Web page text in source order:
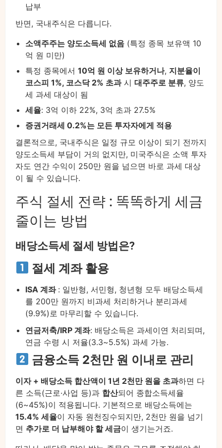
납부
반면, 국내주식은 다릅니다.
소액주주는 양도소득세 없음 (특정 종목 보유액 10
억 원 미만)
특정 종목에서 10억 원 이상 보유하거나, 지분율이
코스피 1%, 코스닥 2% 초과시 대주주로 분류, 양도
세 과세 대상이 됨
세율: 3억 이하 22%, 3억 초과 27.5%
증권거래세 0.2%는 모든 투자자에게 적용
결론적으로, 국내주식은 일정 규모 이상이 되기 전까지
양도소득세 부담이 거의 없지만, 미국주식은 소액 투자
자도 연간 수익이 250만 원을 넘으면 바로 과세 대상
이 될 수 있습니다.
주식 절세 전략 : 똑똑하게 세금
줄이는 방법
배당소득세 절세 방법은?
절세 계좌 활용
ISA 계좌 : 일반형, 서민형, 청년형 모두 배당소득세
를 200만 원까지 비과세 처리하거나 분리과세
(9.9%)로 마무리할 수 있습니다.
연금저축/IRP 계좌: 배당소득은 과세이연 처리되며,
연금 수령 시 저율(3.3~5.5%) 과세 가능.
금융소득 2천만 원 이내로 관리
이자 + 배당소득 합산액이 1년 2천만 원을 초과하면 다
른 소득(근로·사업 등)과 합산되어 종합소득세율
(6~45%)이 적용됩니다. 기본적으로 배당소득에는
15.4% 세율이 자동 원천징수되지만, 2천만 원을 넘기
면 추가로 더 납부해야 할 세금이 생기는거죠.